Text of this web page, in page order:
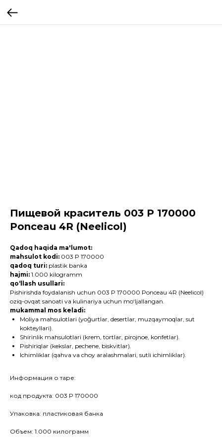
Пищевой краситель 003 P 170000
Ponceau 4R (Neelicol)
Qadoq haqida ma'lumot:
mahsulot kodi: 003 P 170000
qadoq turi: plastik banka
hajmi: 1.000 kilogramm
qo‘llash usullari:
Pishirishda foydalanish uchun 003 P 170000 Ponceau 4R (Neelicol)
oziq-ovqat sanoati va kulinariya uchun mo‘ljallangan.
mukammal mos keladi:
Moliya mahsulotlari (yoğurtlar, desertlar, muzqaymoqlar, sut
kokteyllari).
Shirinlik mahsulotlari (krem, tortlar, pirojnoe, konfetlar).
Pishiriqlar (kekslar, pechene, biskvitlar).
Ichimliklar (qahva va choy aralashmalari, sutli ichimliklar).
Информация о таре:
код продукта: 003 P 170000
Упаковка: пластиковая банка
Объем: 1.000 килограмм